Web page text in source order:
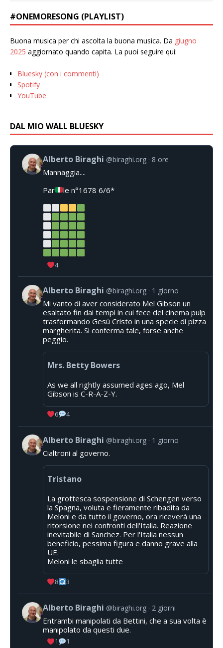
#ONEMORESONG (PLAYLIST)
Buona musica per chi ascolta la buona musica. Da giugno
2025 aggiornato quando capita. La puoi seguire qui:
Bluesky (con i commenti)
Spotify
YouTube
DAL MIO WALL BLUESKY
Alberto Biraghi @biraghi.org 8 ore
Mannaggia....
Par
le n°1678 6/6*
4
Alberto Biraghi @biraghi.org 1 giorno
Mi vanto di aver considerato Mel Gibson un
esaltato fin dai tempi in cui fece del cinema pulp
trasformando Gesù Cristo in una specie di pizza
margherita. Si conferma tale, forse anche
peggio.
Mrs. Betty Bowers
As we all rightly assumed ages ago, Mel
Gibson is C-R-A-Z-Y.
6 4
Alberto Biraghi @biraghi.org 1 giorno
Cialtroni al governo.
Tristano
La grottesca sospensione di Schengen verso
la Spagna, voluta e fieramente ribadita da
Meloni e da tutto il governo, ora riceverà una
ritorsione nei confronti dell'Italia. Reazione
inevitabile di Sanchez. Per l'Italia nessun
beneficio, pessima figura e danno grave alla
UE.
Meloni le sbaglia tutte
8 3
Alberto Biraghi @biraghi.org 2 giorni
Entrambi manipolati da Bettini, che a sua volta è
manipolato da questi due.
1 1